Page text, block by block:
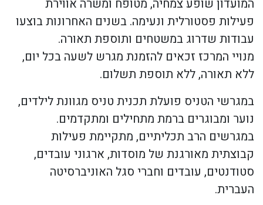
המועדון שופע צמחיה, מטופח ומשרה אווירת
פעילות פסטורלית ונעימה. בשנים האחרונות בוצעו
עבודות שדרוג במשטחים ותוספת תאורה.
מנויי המרכז זכאים להזמנת מגרש לשעה בכל יום,
ללא תאורה, ללא תוספת תשלום.
במגרשי הטניס פועלת תכנית טניס מגוונת לילדים,
נוער ומבוגרים ברמת מתחילים ומתקדמים.
במגרשים הרב תכליתיים, מתקיימת פעילות
קבוצתית מאורגנת של מוסדות, ארגוני עובדים,
סטודנטים, עובדים וחברי סגל האוניברסיטה
העברית.